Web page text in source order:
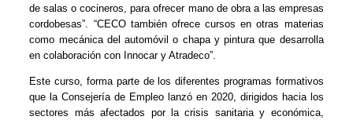
de salas o cocineros, para ofrecer mano de obra a las empresas
cordobesas”. “CECO también ofrece cursos en otras materias
como mecánica del automóvil o chapa y pintura que desarrolla
en colaboración con Innocar y Atradeco”.
Este curso, forma parte de los diferentes programas formativos
que la Consejería de Empleo lanzó en 2020, dirigidos hacia los
sectores más afectados por la crisis sanitaria y económica,